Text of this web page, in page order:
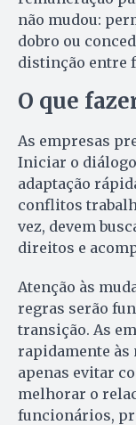
não mudou:
dobro ou
distinção entre
O que
As empresas
Iniciar o
adaptação
conflitos
vez, devem
direitos e
Atenção às
regras serão
transição. As
rapidamente às
apenas evitar
melhorar o
funcionários,